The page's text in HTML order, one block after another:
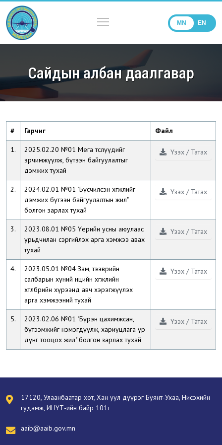
MN EN
Сайдын албан даалгавар
# Гарчиг Файл
1.
2025.02.20 №01 Мега төслүүдийг
эрчимжүүлж, бүтээн байгуулалтыг
дэмжих тухай
Үзэх / Татах
2.
2024.02.01 №01 "Бүсчилсэн хөгжлийг
дэмжих бүтээн байгуулалтын жил"
болгон зарлах тухай
Үзэх / Татах
3.
2023.08.01 №05 Үерийн усны аюулаас
урьдчилан сэргийлэх арга хэмжээ авах
тухай
Үзэх / Татах
4.
2023.05.01 №04 Зам, тээврийн
салбарын хүний нөөцийн хөгжлийн
хөтөлбөрийн хүрээнд авч хэрэгжүүлэх
арга хэмжээний тухай
Үзэх / Татах
5.
2023.02.06 №01 "Бүрэн цахимжсан,
бүтээмжийг нэмэгдүүлж, хариуцлага үр
дүнг тооцох жил" болгон зарлах тухай
Үзэх / Татах
17120, Улаанбаатар хот, Хан уул дүүрэг Буянт-Ухаа, Нисэхийн
гудамж, ИНҮТ-ийн байр 101т
aaib@aaib.gov.mn